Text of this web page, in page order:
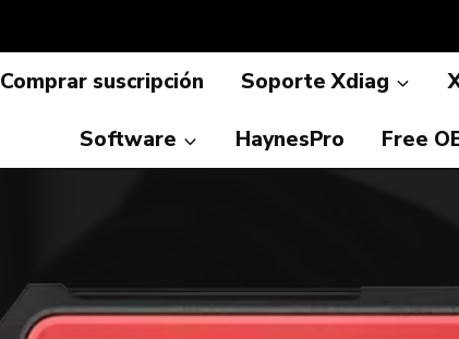
Comprar suscripción Soporte Xdiag
Software HaynesPro Free